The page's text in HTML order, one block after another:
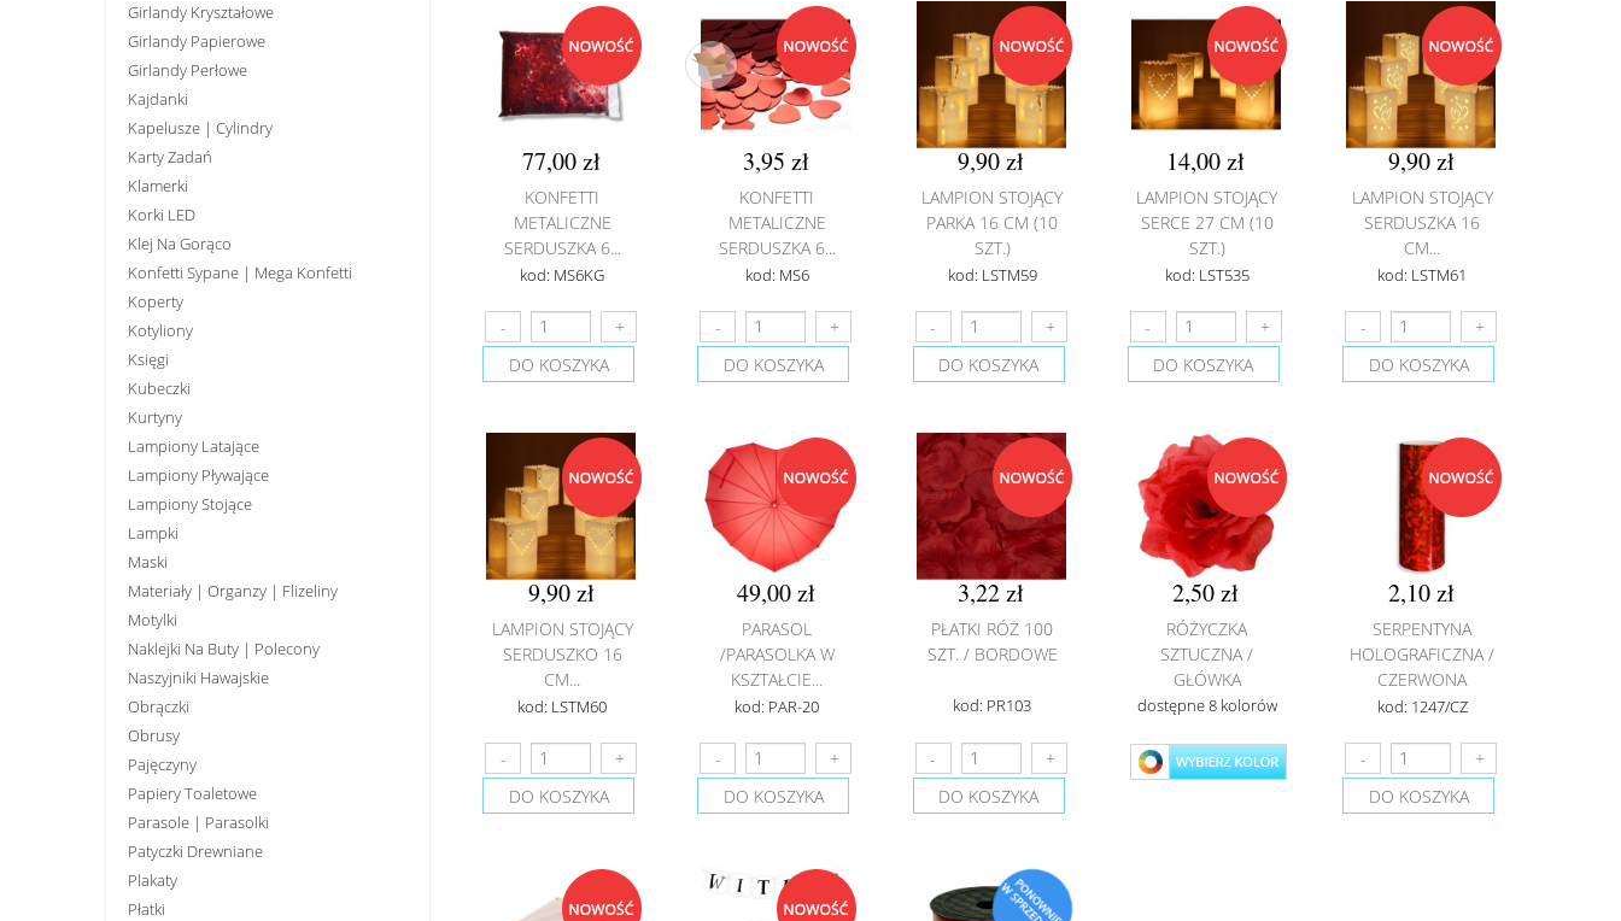
Girlandy Kryształowe
Girlandy Papierowe
Girlandy Perłowe
Kajdanki
Kapelusze | Cylindry
Karty Zadań
Klamerki
Korki LED
Klej Na Gorąco
Konfetti Sypane | Mega Konfetti
Koperty
Kotyliony
Księgi
Kubeczki
Kurtyny
Lampiony Latające
Lampiony Pływające
Lampiony Stojące
Lampki
Maski
Materiały | Organzy | Flizeliny
Motylki
Naklejki Na Buty | Polecony
Naszyjniki Hawajskie
Obrączki
Obrusy
Pajęczyny
Papiery Toaletowe
Parasole | Parasolki
Patyczki Drewniane
Plakaty
Płatki
77,00 zł
KONFETTI
METALICZNE
SERDUSZKA 6...
kod: MS6KG
DO KOSZYKA
3,95 zł
KONFETTI
METALICZNE
SERDUSZKA 6...
kod: MS6
DO KOSZYKA
9,90 zł
LAMPION STOJĄCY
PARKA 16 CM (10
SZT.)
kod: LSTM59
DO KOSZYKA
14,00 zł
LAMPION STOJĄCY
SERCE 27 CM (10
SZT.)
kod: LST535
DO KOSZYKA
9,90 zł
LAMPION STOJĄCY
SERDUSZKA 16
CM...
kod: LSTM61
DO KOSZYKA
9,90 zł
LAMPION STOJĄCY
SERDUSZKO 16
CM...
kod: LSTM60
DO KOSZYKA
49,00 zł
PARASOL
/PARASOLKA W
KSZTAŁCIE...
kod: PAR-20
DO KOSZYKA
3,22 zł
PŁATKI RÓŻ 100
SZT. / BORDOWE
kod: PR103
DO KOSZYKA
2,50 zł
RÓŻYCZKA
SZTUCZNA /
GŁÓWKA
dostępne 8 kolorów
2,10 zł
SERPENTYNA
HOLOGRAFICZNA /
CZERWONA
kod: 1247/CZ
DO KOSZYKA